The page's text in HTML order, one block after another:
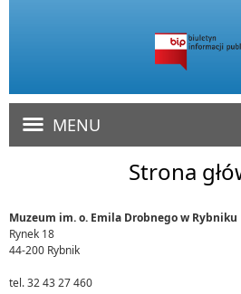
MENU
Strona
Muzeum im. o. Emila Drobnego w Rybniku
Rynek 18
44-200 Rybnik
tel. 32 43 27 460